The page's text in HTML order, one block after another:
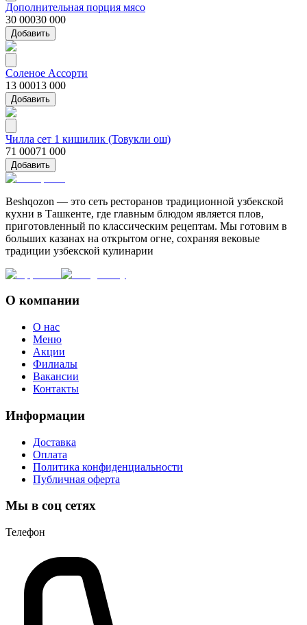
Дополнительная порция мясо
30 00030 000
Добавить
Соленое Ассорти
13 00013 000
Добавить
Чилла сет 1 кишилик (Товукли ош)
71 00071 000
Добавить
Beshqozon — это сеть ресторанов традиционной узбекской
кухни в Ташкенте, где главным блюдом является плов,
приготовленный по классическим рецептам. Мы готовим в
больших казанах на открытом огне, сохраняя вековые
традиции узбекской кулинарии
О компании
О нас
Меню
Акции
Филиалы
Вакансии
Контакты
Информации
Доставка
Оплата
Политика конфиденциальности
Публичная оферта
Мы в соц сетях
Телефон